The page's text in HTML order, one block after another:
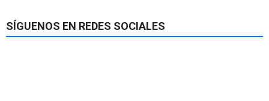
SÍGUENOS EN REDES SOCIALES